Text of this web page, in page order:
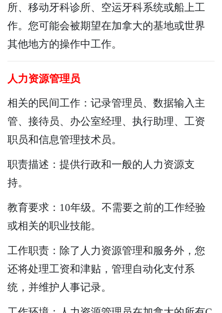
所、移动牙科诊所、空运牙科系统或船上工
作。您可能会被期望在加拿大的基地或世界
其他地方的操作中工作。
人力资源管理员
相关的民间工作：记录管理员、数据输入主
管、接待员、办公室经理、执行助理、工资
职员和信息管理技术员。
职责描述：提供行政和一般的人力资源支
持。
教育要求：10年级。不需要之前的工作经验
或相关的职业技能。
工作职责：除了人力资源管理和服务外，您
还将处理工资和津贴，管理自动化支付系
统，并维护人事记录。